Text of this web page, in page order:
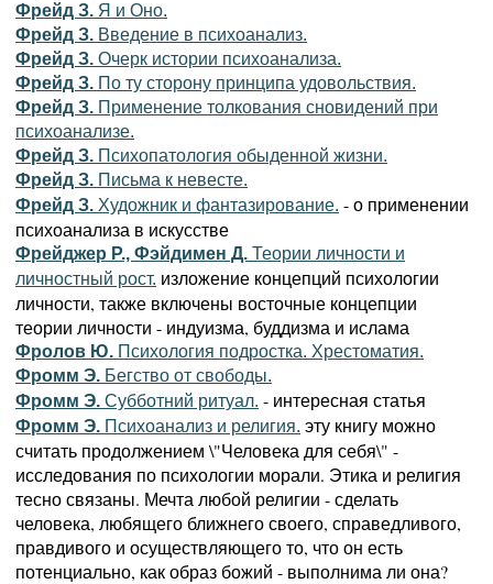
Фрейд З. Я и Оно.
Фрейд З. Введение в психоанализ.
Фрейд З. Очерк истории психоанализа.
Фрейд З. По ту сторону принципа удовольствия.
Фрейд З. Применение толкования сновидений при
психоанализе.
Фрейд З. Психопатология обыденной жизни.
Фрейд З. Письма к невесте.
Фрейд З. Художник и фантазирование. - о применении
психоанализа в искусстве
Фрейджер Р., Фэйдимен Д. Теории личности и
личностный рост. изложение концепций психологии
личности, также включены восточные концепции
теории личности - индуизма, буддизма и ислама
Фролов Ю. Психология подростка. Хрестоматия.
Фромм Э. Бегство от свободы.
Фромм Э. Субботний ритуал. - интересная статья
Фромм Э. Психоанализ и религия. эту книгу можно
считать продолжением \"Человека для себя\" -
исследования по психологии морали. Этика и религия
тесно связаны. Мечта любой религии - сделать
человека, любящего ближнего своего, справедливого,
правдивого и осуществляющего то, что он есть
потенциально, как образ божий - выполнима ли она?